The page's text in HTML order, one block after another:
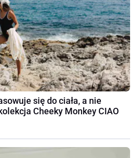
się do ciała, a nie
Cheeky Monkey CIAO